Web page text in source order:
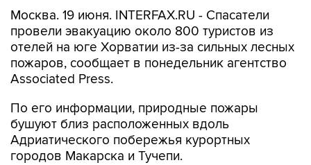
Москва. 19 июня. INTERFAX.RU - Спасатели
провели эвакуацию около 800 туристов из
отелей на юге Хорватии из-за сильных лесных
пожаров, сообщает в понедельник агентство
Associated Press.
По его информации, природные пожары
бушуют близ расположенных вдоль
Адриатического побережья курортных
городов Макарска и Тучепи.